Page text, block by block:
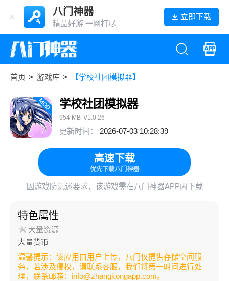
八门神器
精品好游 一网打尽
立即下载
首页 > 游戏库 > 【学校社团模拟器】
学校社团模拟器
954 MB V1.0.26
更新时间： 2026-07-03 10:28:39
高速下载
优先下载八门神器
因游戏防沉迷要求，该游戏需在八门神器APP内下载
特色属性
大量资源
大量货币
温馨提示：该应用由用户上传，八门仅提供存储空间服
务，若涉及侵权，请联系客服，我们将第一时间进行处
理，联系邮箱：info@zhangkongapp.com。